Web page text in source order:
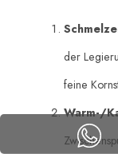
der
feine
Warm-/